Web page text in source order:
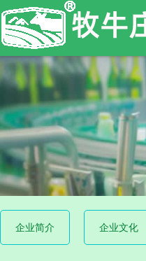
企业简介 企业文化